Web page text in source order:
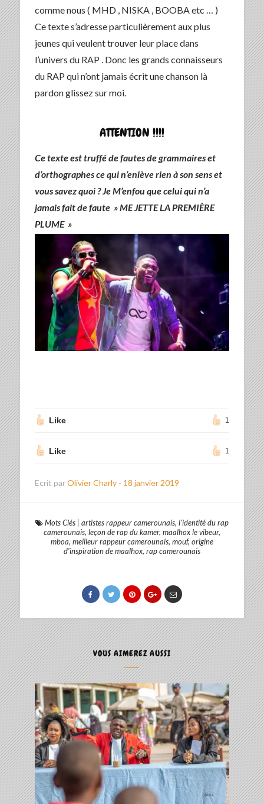
comme nous ( MHD , NISKA , BOOBA etc … )
Ce texte s’adresse particulièrement aux plus
jeunes qui veulent trouver leur place dans
l’univers du RAP . Donc les grands connaisseurs
du RAP qui n’ont jamais écrit une chanson là
pardon glissez sur moi.
ATTENTION !!!!
Ce texte est truffé de fautes de grammaires et
d’orthographes ce qui n’enlève rien à son sens et
vous savez quoi ? Je M’enfou que celui qui n’a
jamais fait de faute » ME JETTE LA PREMIÈRE
PLUME »
Like 1
Like 1
Ecrit parOlivier Charly - 18 janvier 2019
Mots Clés| artistes rappeur camerounais, l'identité du rap
camerounais, leçon de rap du kamer, maalhox le vibeur,
mboa, meilleur rappeur camerounais, mouf, origine
d'inspiration de maalhox, rap camerounais
VOUS AIMEREZ AUSSI